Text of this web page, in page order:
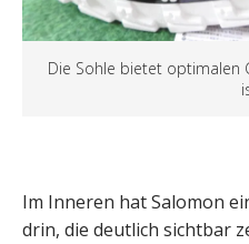
Die Sohle bietet optimalen
Im Inneren hat Salomon
drin, die deutlich sichtbar